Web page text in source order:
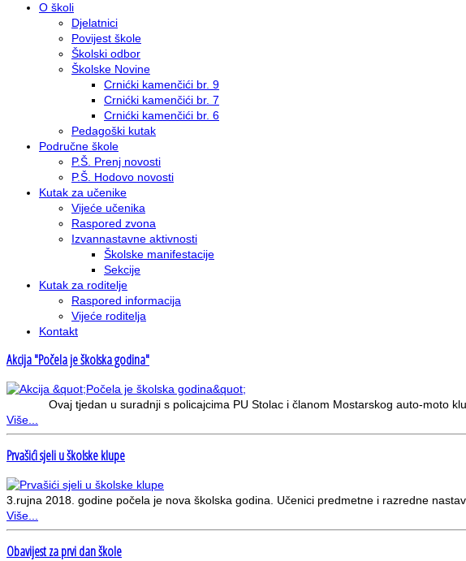
O školi
Djelatnici
Povijest škole
Školski odbor
Školske Novine
Crnićki kamenčići br. 9
Crnićki kamenčići br. 7
Crnićki kamenčići br. 6
Pedagoški kutak
Područne škole
P.Š. Prenj novosti
P.Š. Hodovo novosti
Kutak za učenike
Vijeće učenika
Raspored zvona
Izvannastavne aktivnosti
Školske manifestacije
Sekcije
Kutak za roditelje
Raspored informacija
Vijeće roditelja
Kontakt
Akcija "Počela je školska godina"
Ovaj tjedan u suradnji s policajcima PU Stolac i članom Mostarskog auto-moto
Više...
Prvašići sjeli u školske klupe
3.rujna 2018. godine počela je nova školska godina. Učenici predmetne i razredne
Više...
Obavijest za prvi dan škole